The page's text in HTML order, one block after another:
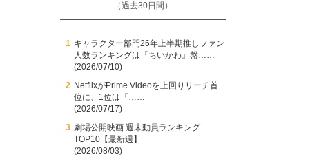
（過去30日間）
キャラクター部門26年上半期推しファン
人数ランキングは『ちいかわ』盤……
(2026/07/10)
NetflixがPrime Videoを上回りリーチ首
位に、1位は『……
(2026/07/17)
劇場公開映画 週末動員ランキング
TOP10【最新週】
(2026/08/03)